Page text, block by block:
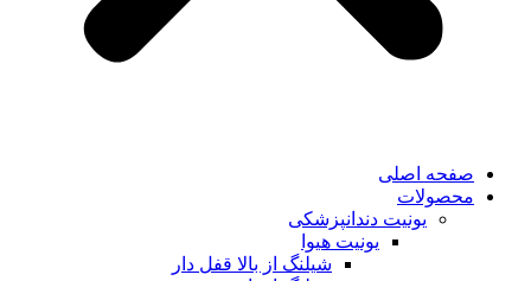
صفحه اصلی
محصولات
یونیت دندانپزشکی
یونیت هیوا
شیلنگ از بالا قفل دار